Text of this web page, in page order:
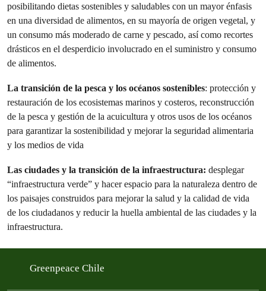
posibilitando dietas sostenibles y saludables con un mayor énfasis
en una diversidad de alimentos, en su mayoría de origen vegetal, y
un consumo más moderado de carne y pescado, así como recortes
drásticos en el desperdicio involucrado en el suministro y consumo
de alimentos.
La transición de la pesca y los océanos sostenibles: protección y
restauración de los ecosistemas marinos y costeros, reconstrucción
de la pesca y gestión de la acuicultura y otros usos de los océanos
para garantizar la sostenibilidad y mejorar la seguridad alimentaria
y los medios de vida
Las ciudades y la transición de la infraestructura: desplegar
“infraestructura verde” y hacer espacio para la naturaleza dentro de
los paisajes construidos para mejorar la salud y la calidad de vida
de los ciudadanos y reducir la huella ambiental de las ciudades y la
infraestructura.
Greenpeace Chile